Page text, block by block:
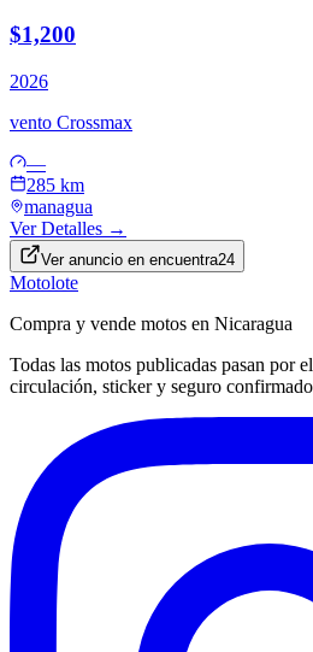
$1,200
2026
vento Crossmax
—
285 km
managua
Ver Detalles →
Ver anuncio en encuentra24
Motolote
Compra y vende motos en Nicaragua
Todas las motos publicadas pasan por
circulación, sticker y seguro